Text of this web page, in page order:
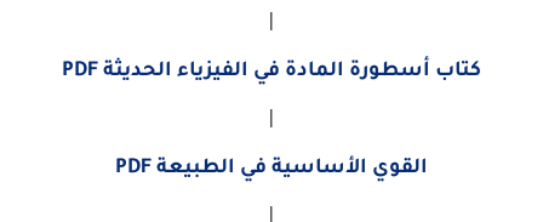
|
كتاب أسطورة المادة في الفيزياء الحديثة PDF
|
القوي الأساسية في الطبيعة PDF
|